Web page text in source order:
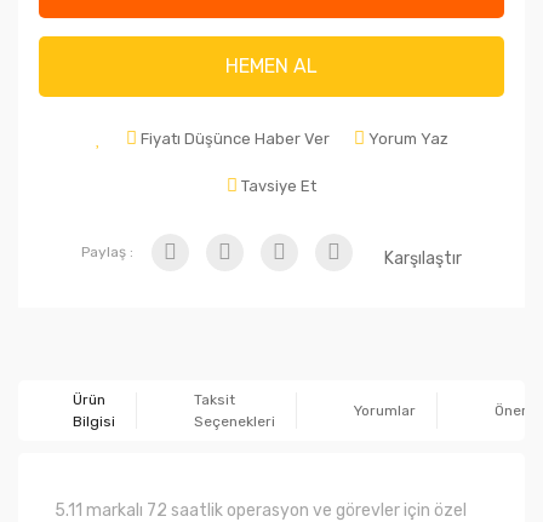
HEMEN AL
Fiyatı Düşünce Haber Ver Yorum Yaz
Tavsiye Et
Paylaş : Karşılaştır
Ürün
Bilgisi
Taksit
Seçenekleri
Yorumlar
5.11 markalı 72 saatlik operasyon ve görevler için özel